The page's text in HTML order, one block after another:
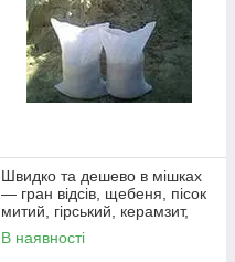
Швидко та дешево в мішках
— гран відсів, щебеня, пісок
митий, гірський, керамзит,
цемент м-400, м-500.
В наявності